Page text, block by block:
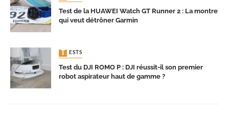
Test de la HUAWEI Watch GT Runner 2 : La montre
qui veut détrôner Garmin
TESTS
Test du DJI ROMO P : DJI réussit-il son premier
robot aspirateur haut de gamme ?